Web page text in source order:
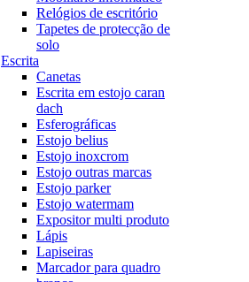
Relógios de escritório
Tapetes de protecção de
solo
Escrita
Canetas
Escrita em estojo caran
dach
Esferográficas
Estojo belius
Estojo inoxcrom
Estojo outras marcas
Estojo parker
Estojo watermam
Expositor multi produto
Lápis
Lapiseiras
Marcador para quadro